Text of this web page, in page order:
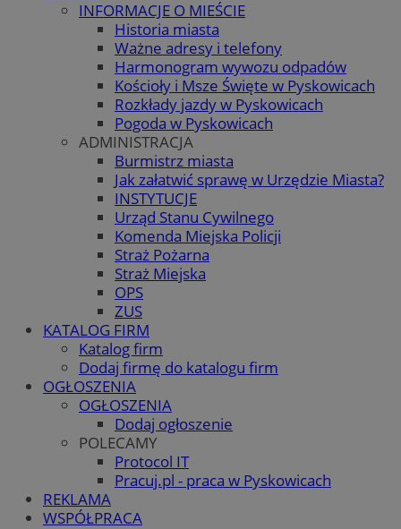
INFORMACJE O MIEŚCIE
Historia miasta
Ważne adresy i telefony
Harmonogram wywozu odpadów
Kościoły i Msze Święte w Pyskowicach
Rozkłady jazdy w Pyskowicach
Pogoda w Pyskowicach
ADMINISTRACJA
Burmistrz miasta
Jak załatwić sprawę w Urzędzie Miasta?
INSTYTUCJE
Urząd Stanu Cywilnego
Komenda Miejska Policji
Straż Pożarna
Straż Miejska
OPS
ZUS
KATALOG FIRM
Katalog firm
Dodaj firmę do katalogu firm
OGŁOSZENIA
OGŁOSZENIA
Dodaj ogłoszenie
POLECAMY
Protocol IT
Pracuj.pl - praca w Pyskowicach
REKLAMA
WSPÓŁPRACA